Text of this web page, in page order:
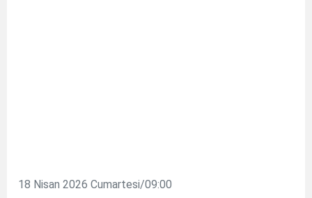
18 Nisan 2026 Cumartesi/09:00